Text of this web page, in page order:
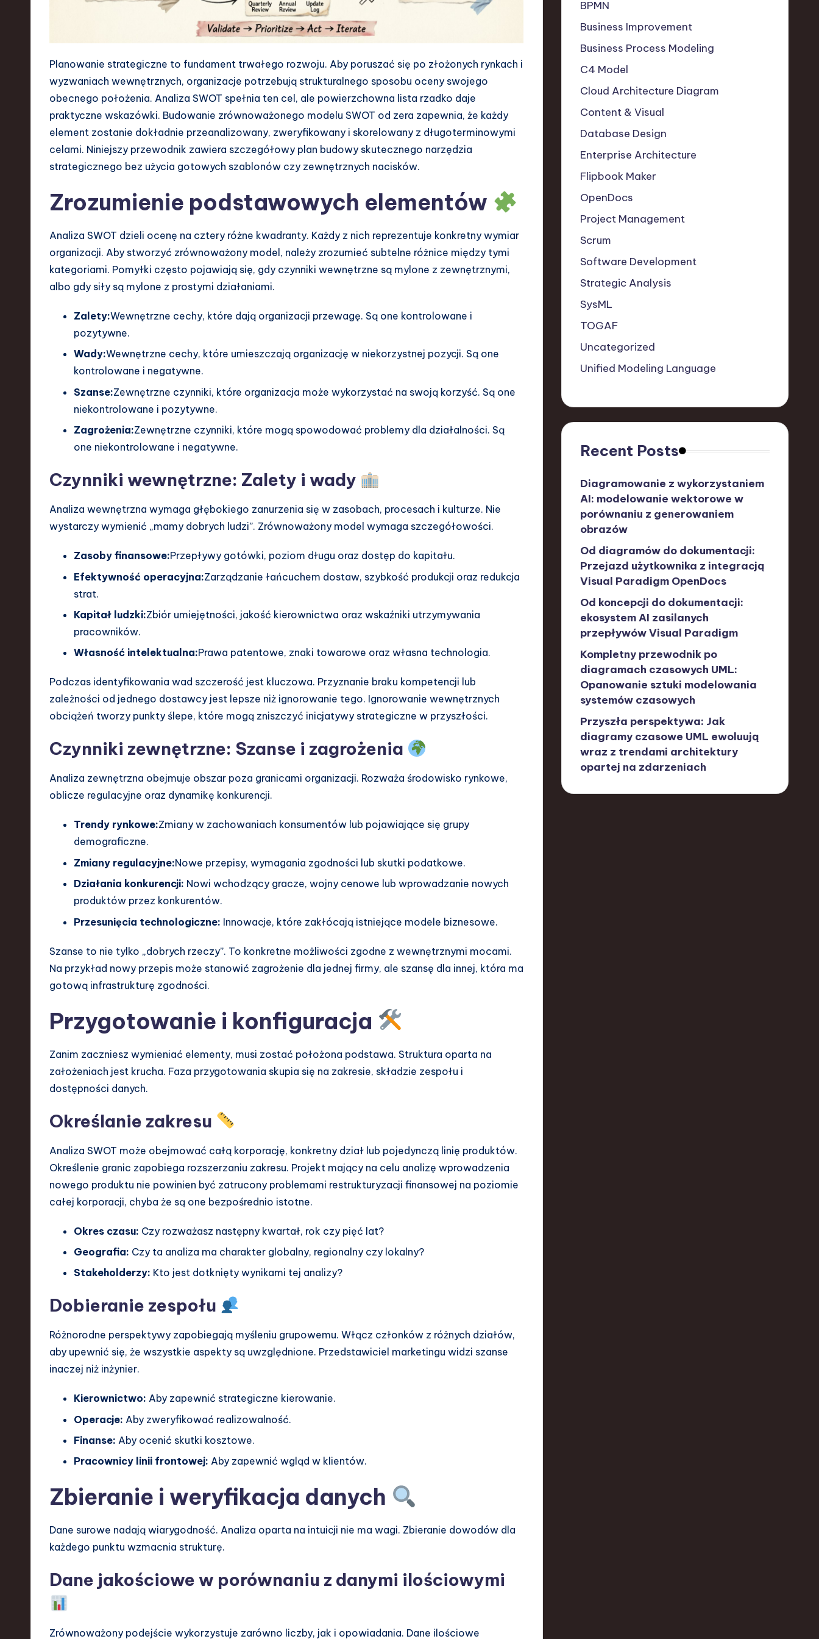
ft
w
Planowanie strategiczne to fundament trwałego rozwoju. Aby poruszać się po złożonych rynkach i
wyzwaniach wewnętrznych, organizacje potrzebują strukturalnego sposobu oceny swojego
obecnego położenia. Analiza SWOT spełnia ten cel, ale powierzchowna lista rzadko daje
praktyczne wskazówki. Budowanie zrównoważonego modelu SWOT od zera zapewnia, że każdy
element zostanie dokładnie przeanalizowany, zweryfikowany i skorelowany z długoterminowymi
celami. Niniejszy przewodnik zawiera szczegółowy plan budowy skutecznego narzędzia
strategicznego bez użycia gotowych szablonów czy zewnętrznych nacisków.
Zrozumienie podstawowych elementów
Analiza SWOT dzieli ocenę na cztery różne kwadranty. Każdy z nich reprezentuje konkretny wymiar
organizacji. Aby stworzyć zrównoważony model, należy zrozumieć subtelne różnice między tymi
kategoriami. Pomyłki często pojawiają się, gdy czynniki wewnętrzne są mylone z zewnętrznymi,
albo gdy siły są mylone z prostymi działaniami.
Zalety:Wewnętrzne cechy, które dają organizacji przewagę. Są one kontrolowane i
pozytywne.
Wady:Wewnętrzne cechy, które umieszczają organizację w niekorzystnej pozycji. Są one
kontrolowane i negatywne.
Szanse:Zewnętrzne czynniki, które organizacja może wykorzystać na swoją korzyść. Są one
niekontrolowane i pozytywne.
Zagrożenia:Zewnętrzne czynniki, które mogą spowodować problemy dla działalności. Są
one niekontrolowane i negatywne.
Czynniki wewnętrzne: Zalety i wady
Analiza wewnętrzna wymaga głębokiego zanurzenia się w zasobach, procesach i kulturze. Nie
wystarczy wymienić „mamy dobrych ludzi”. Zrównoważony model wymaga szczegółowości.
Zasoby finansowe:Przepływy gotówki, poziom długu oraz dostęp do kapitału.
Efektywność operacyjna:Zarządzanie łańcuchem dostaw, szybkość produkcji oraz redukcja
strat.
Kapitał ludzki:Zbiór umiejętności, jakość kierownictwa oraz wskaźniki utrzymywania
pracowników.
Własność intelektualna:Prawa patentowe, znaki towarowe oraz własna technologia.
Podczas identyfikowania wad szczerość jest kluczowa. Przyznanie braku kompetencji lub
zależności od jednego dostawcy jest lepsze niż ignorowanie tego. Ignorowanie wewnętrznych
obciążeń tworzy punkty ślepe, które mogą zniszczyć inicjatywy strategiczne w przyszłości.
Czynniki zewnętrzne: Szanse i zagrożenia
Analiza zewnętrzna obejmuje obszar poza granicami organizacji. Rozważa środowisko rynkowe,
oblicze regulacyjne oraz dynamikę konkurencji.
Trendy rynkowe:Zmiany w zachowaniach konsumentów lub pojawiające się grupy
demograficzne.
Zmiany regulacyjne:Nowe przepisy, wymagania zgodności lub skutki podatkowe.
Działania konkurencji: Nowi wchodzący gracze, wojny cenowe lub wprowadzanie nowych
produktów przez konkurentów.
Przesunięcia technologiczne: Innowacje, które zakłócają istniejące modele biznesowe.
Szanse to nie tylko „dobrych rzeczy”. To konkretne możliwości zgodne z wewnętrznymi mocami.
Na przykład nowy przepis może stanowić zagrożenie dla jednej firmy, ale szansę dla innej, która ma
gotową infrastrukturę zgodności.
Przygotowanie i konfiguracja
Zanim zaczniesz wymieniać elementy, musi zostać położona podstawa. Struktura oparta na
założeniach jest krucha. Faza przygotowania skupia się na zakresie, składzie zespołu i
dostępności danych.
Określanie zakresu
Analiza SWOT może obejmować całą korporację, konkretny dział lub pojedynczą linię produktów.
Określenie granic zapobiega rozszerzaniu zakresu. Projekt mający na celu analizę wprowadzenia
nowego produktu nie powinien być zatrucony problemami restrukturyzacji finansowej na poziomie
całej korporacji, chyba że są one bezpośrednio istotne.
Okres czasu: Czy rozważasz następny kwartał, rok czy pięć lat?
Geografia: Czy ta analiza ma charakter globalny, regionalny czy lokalny?
Stakeholderzy: Kto jest dotknięty wynikami tej analizy?
Dobieranie zespołu
Różnorodne perspektywy zapobiegają myśleniu grupowemu. Włącz członków z różnych działów,
aby upewnić się, że wszystkie aspekty są uwzględnione. Przedstawiciel marketingu widzi szanse
inaczej niż inżynier.
Kierownictwo: Aby zapewnić strategiczne kierowanie.
Operacje: Aby zweryfikować realizowalność.
Finanse: Aby ocenić skutki kosztowe.
Pracownicy linii frontowej: Aby zapewnić wgląd w klientów.
Zbieranie i weryfikacja danych
Dane surowe nadają wiarygodność. Analiza oparta na intuicji nie ma wagi. Zbieranie dowodów dla
każdego punktu wzmacnia strukturę.
Dane jakościowe w porównaniu z danymi ilościowymi
Zrównoważony podejście wykorzystuje zarówno liczby, jak i opowiadania. Dane ilościowe
BPMN
Business Improvement
Business Process Modeling
C4 Model
Cloud Architecture Diagram
Content & Visual
Database Design
Enterprise Architecture
Flipbook Maker
OpenDocs
Project Management
Scrum
Software Development
Strategic Analysis
SysML
TOGAF
Uncategorized
Unified Modeling Language
Recent Posts
Diagramowanie z wykorzystaniem
AI: modelowanie wektorowe w
porównaniu z generowaniem
obrazów
Od diagramów do dokumentacji:
Przejazd użytkownika z integracją
Visual Paradigm OpenDocs
Od koncepcji do dokumentacji:
ekosystem AI zasilanych
przepływów Visual Paradigm
Kompletny przewodnik po
diagramach czasowych UML:
Opanowanie sztuki modelowania
systemów czasowych
Przyszła perspektywa: Jak
diagramy czasowe UML ewoluują
wraz z trendami architektury
opartej na zdarzeniach